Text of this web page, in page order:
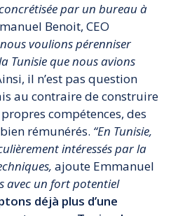
par un bureau à
Benoit, CEO
voulions pérenniser
Tunisie que nous avions
il n’est pas question
au contraire de construire
compétences, des
rémunérés. “En Tunisie,
intéressés par la
ajoute Emmanuel
avec un fort potentiel
déjà plus d’une